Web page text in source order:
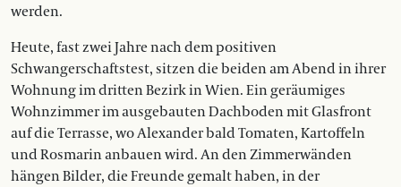
werden.
Heute, fast zwei Jahre nach dem positiven
Schwangerschaftstest, sitzen die beiden am Abend in ihrer
Wohnung im dritten Bezirk in Wien. Ein geräumiges
Wohnzimmer im ausgebauten Dachboden mit Glasfront
auf die Terrasse, wo Alexander bald Tomaten, Kartoffeln
und Rosmarin anbauen wird. An den Zimmerwänden
hängen Bilder, die Freunde gemalt haben, in der